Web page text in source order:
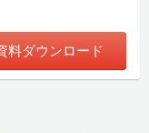
料ダウンロード